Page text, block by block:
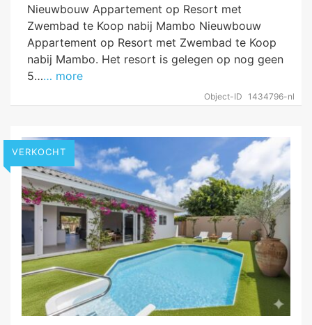
Object-ID 1434796-nl
Nieuwbouw Appartement op Resort met
Zwembad te Koop nabij Mambo Nieuwbouw
Appartement op Resort met Zwembad te Koop
nabij Mambo. Het resort is gelegen op nog geen
5…… more
VERKOCHT